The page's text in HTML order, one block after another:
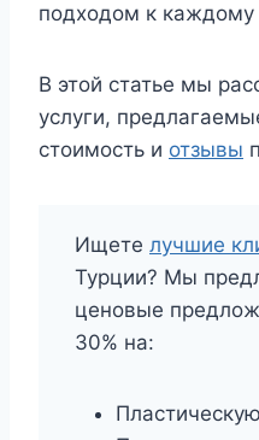
подходом к каждому
В этой статье мы
услуги,
стоимость и отзывы
Ищете лучшие
Турции? Мы
ценовые
30% на: